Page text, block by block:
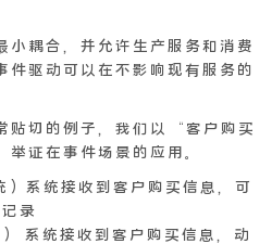
小耦合，并允许生产服务和消费
件驱动可以在不影响现有服务的
贴切的例子，我们以“客户购买
证在事件场景的应用。
）系统接收到客户购买信息，可
录
系统接收到客户购买信息，动